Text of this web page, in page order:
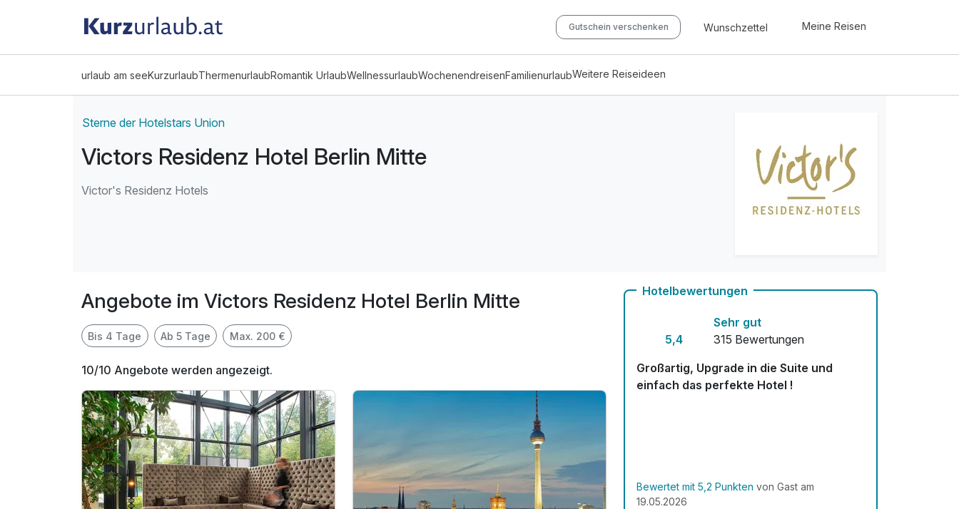
Gutschein verschenken Wunschzettel Meine Reisen
urlaub am seeKurzurlaubThermenurlaubRomantik UrlaubWellnessurlaubWochenendreisenFamilienurlaubWeitere Reiseideen
Sterne der Hotelstars Union
Victors Residenz Hotel Berlin Mitte
Victor's Residenz Hotels
Angebote im Victors Residenz Hotel Berlin Mitte
Bis 4 Tage Ab 5 Tage Max. 200 €
10/10 Angebote werden angezeigt.
Hotelbewertungen
5,4
Sehr gut
315 Bewertungen
Großartig, Upgrade in die Suite und
einfach das perfekte Hotel !
Bewertet mit 5,2 Punkten von Gast am
19.05.2026